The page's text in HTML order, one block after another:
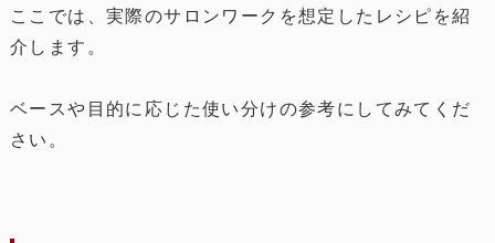
ここでは、実際のサロンワークを想定したレシピを紹
介します。
ベースや目的に応じた使い分けの参考にしてみてくだ
さい。